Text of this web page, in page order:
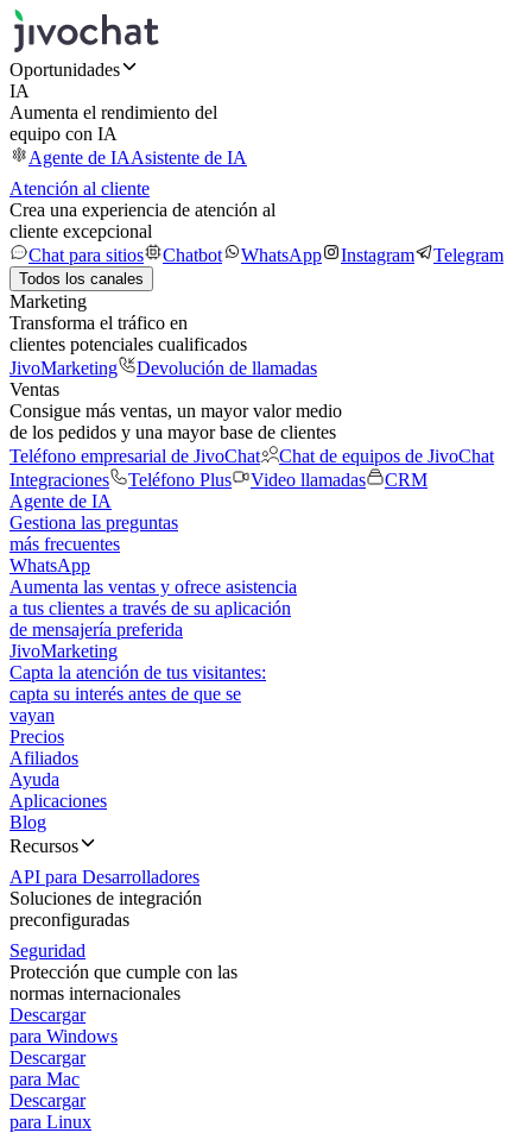
Oportunidades
IA
Aumenta el rendimiento del
equipo con IA
Agente de IAAsistente de IA
Atención al cliente
Crea una experiencia de atención al
cliente excepcional
Chat para sitios
Chatbot WhatsApp Instagram Telegram
Todos los canales
Marketing
Transforma el tráfico en
clientes potenciales cualificados
JivoMarketing
Devolución de llamadas
Ventas
Consigue más ventas, un mayor valor medio
de los pedidos y una mayor base de clientes
Teléfono empresarial de JivoChat
Chat de equipos de JivoChat
Integraciones
Teléfono Plus Video llamadas
CRM
Agente de IA
Gestiona las preguntas
más frecuentes
WhatsApp
Aumenta las ventas y ofrece asistencia
a tus clientes a través de su aplicación
de mensajería preferida
JivoMarketing
Capta la atención de tus visitantes:
capta su interés antes de que se
vayan
Precios
Afiliados
Ayuda
Aplicaciones
Blog
Recursos
API para Desarrolladores
Soluciones de integración
preconfiguradas
Seguridad
Protección que cumple con las
normas internacionales
Descargar
para Windows
Descargar
para Mac
Descargar
para Linux